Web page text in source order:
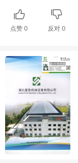
点赞 0 反对0